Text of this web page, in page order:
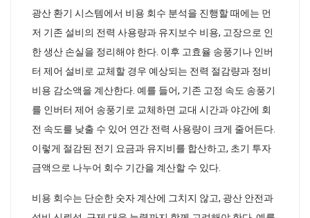
광산 환기 시스템에서 비용 회수 분석을 진행할 때에는 먼
저 기존 설비의 전력 사용량과 유지보수 비용, 고장으로 인
한 생산 손실을 정리해야 한다. 이후 고효율 송풍기나 인버
터 제어 설비로 교체할 경우 예상되는 전력 절감량과 정비
비용 감소액을 계산한다. 예를 들어, 기존 고정 속도 송풍기
를 인버터 제어 송풍기로 교체하면 교대 시간과 야간에 회
전 속도를 낮출 수 있어 연간 전력 사용량이 크게 줄어든다.
이렇게 절감된 전기 요금과 유지비를 합산하고, 초기 투자
금액으로 나누어 회수 기간을 계산할 수 있다.
비용 회수는 단순한 숫자 계산에 그치지 않고, 광산 안전과